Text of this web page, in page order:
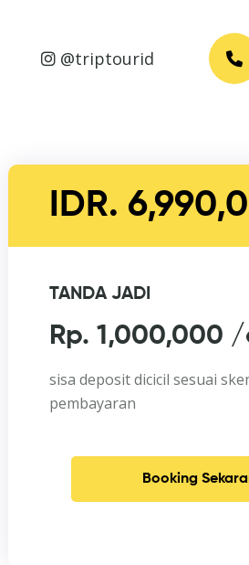
@triptourid
IDR.
TANDA JADI
Rp. 1,000,000
sisa deposit dicicil sesuai
pembayaran
Booking